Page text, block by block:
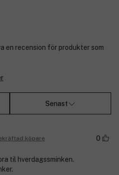
en recension för produkter som
Senast
köpare 0
til hverdagssminken.